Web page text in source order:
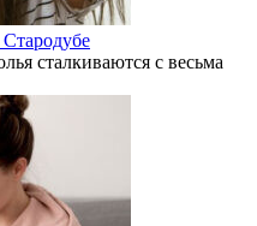
сталкиваются с весьма